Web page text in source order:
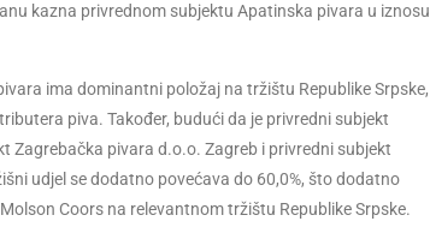
kazna privrednom subjektu Apatinska pivara u iznosu
ima dominantni položaj na tržištu Republike Srpske,
piva. Također, budući da je privredni subjekt
Zagrebačka pivara d.o.o. Zagreb i privredni subjekt
udjel se dodatno povećava do 60,0%, što dodatno
Coors na relevantnom tržištu Republike Srpske.